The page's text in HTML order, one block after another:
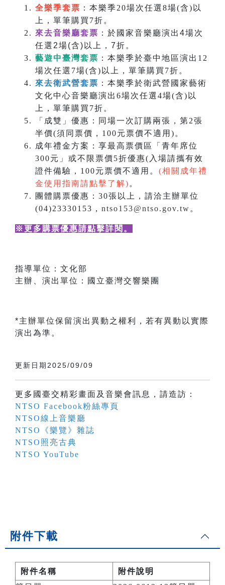
全樂季套票 ：本樂季20場次任選8場(含)以
上，單筆購買7折。
來去音樂廳套票 ：於國家音樂廳演出4場次
任選2場(含)以上，7折。
藝遊中臺灣套票 ：本樂季於臺中地區演出12
場次任選7場(含)以上，單筆購買7折。
來去衛武營套票 ：本樂季於衛武營國家藝術
文化中心音樂廳演出6場次任選4場(含)以
上，單筆購買7折。
「成雙」優惠：同場一次訂購兩張，第2張
半價(須同票價，100元票價不適用)。
成年禮金方案：享最高票價區「青年席位
300元」或不限票價5折優惠(入場請攜有效
證件備驗，100元票價不適用。 (相關成年禮
金使用指南請點擊了解) 。
團體購票優惠：30張以上，請洽主辦單位
(04)23330153， ntso153@ntso.gov.tw 。
※更多購票優惠請點擊詳閱 。
指導單位：文化部
主辦、演出單位：國立臺灣交響樂團
*主辦單位保留演出異動之權利，若有異動以實際
演出為準。
更新日期2025/09/09
更多國臺交精彩畫面及音樂會訊息，請造訪：
NTSO Facebook粉絲專頁
NTSO線上音樂廳
NTSO《樂覽》雜誌
NTSO照亮古典
NTSO YouTube
附件下載
附件名稱
附件說明